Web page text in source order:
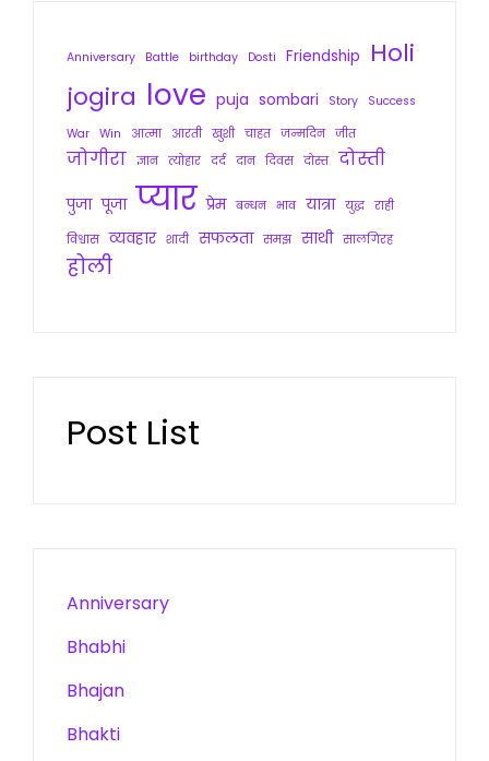
Anniversary Battle birthday Dosti Friendship
Holi
jogira love puja sombari Story
Success
War Win आत्मा आरती खुशी चाहत जन्मदिन जीत
जोगीरा ज्ञान त्योहार दर्द दान दिवस दोस्त दोस्ती
पुजा पूजा प्यार प्रेम बन्धन भाव यात्रा युद्ध राही
विश्वास व्यवहार शादी सफलता समझ साथी सालगिरह
होली
Post List
Anniversary
Bhabhi
Bhajan
Bhakti